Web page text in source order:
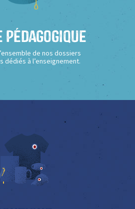
Pédagogique
de nos dossiers
dédiés à l’enseignement.